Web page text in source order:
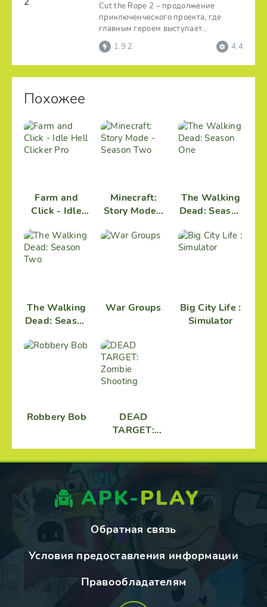
Cut the Rope 2 – продолжение
приключенческого проекта, где
главным героем выступает
колоритный забавный сладкоежка
Ам 1.9.2 4.4
Похожее
Farm and
Click - Idle
Pro
Minecraft:
Story Mode -
The Walking
Dead: Season
The Walking
Dead: Season
War Groups
Big City Life :
Simulator
Robbery Bob
DEAD
TARGET:
APK-PLAY
Обратная связь
Условия предоставления информации
Правообладателям